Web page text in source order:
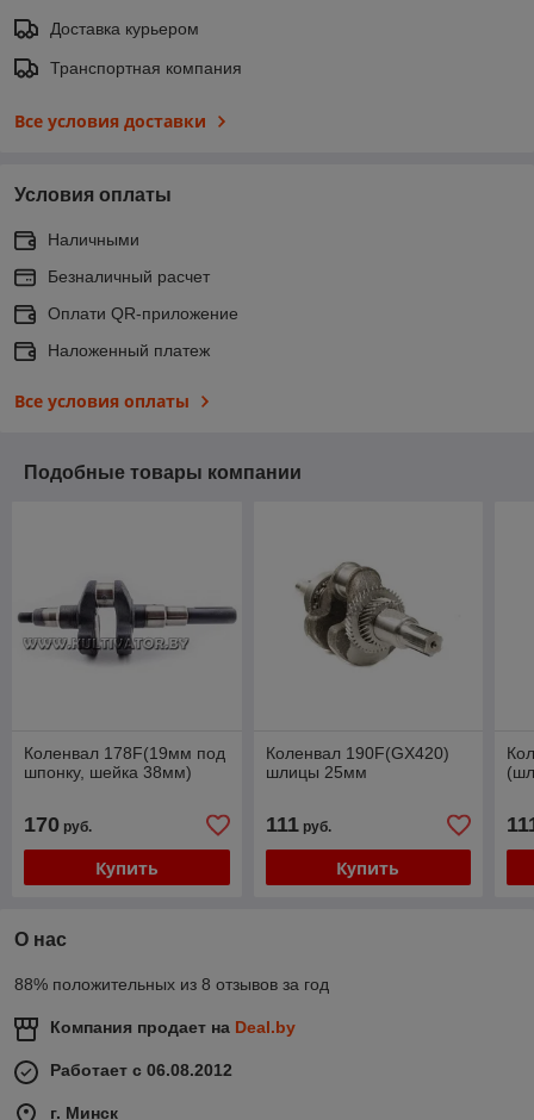
Доставка курьером
Транспортная компания
Все условия доставки
Условия оплаты
Наличными
Безналичный расчет
Оплати QR-приложение
Наложенный платеж
Все условия оплаты
Подобные товары компании
Коленвал 178F(19мм под
шпонку, шейка 38мм)
170 руб.
Купить
Коленвал 190F(GX420)
шлицы 25мм
111руб.
Купить
О нас
88% положительных из 8 отзывов за год
Компания продает на Deal.by
Работает с 06.08.2012
г. Минск